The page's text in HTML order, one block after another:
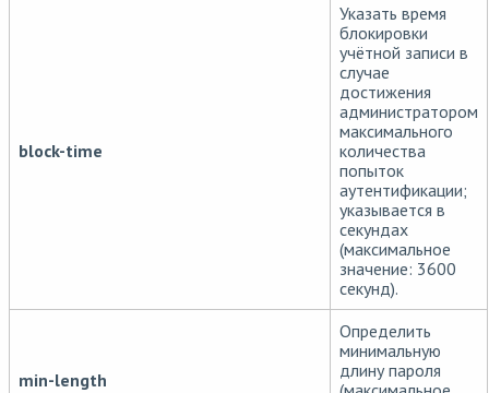
block-time
Указать время
блокировки
учётной записи в
случае
достижения
администратором
максимального
количества
попыток
аутентификации;
указывается в
секундах
(максимальное
значение: 3600
секунд).
min-length
Определить
минимальную
длину пароля